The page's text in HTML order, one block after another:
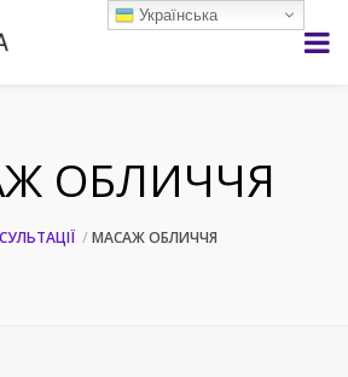
ОБЛИЧЧЯ
МАСАЖ ОБЛИЧЧЯ
Українська